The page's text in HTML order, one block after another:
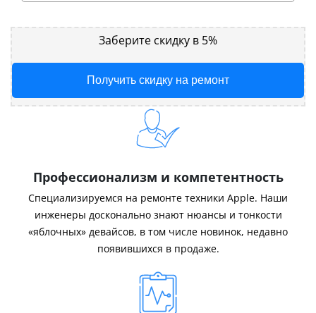
Заберите скидку в 5%
Получить скидку на ремонт
Профессионализм и компетентность
Специализируемся на ремонте техники Apple. Наши
инженеры досконально знают нюансы и тонкости
«яблочных» девайсов, в том числе новинок, недавно
появившихся в продаже.